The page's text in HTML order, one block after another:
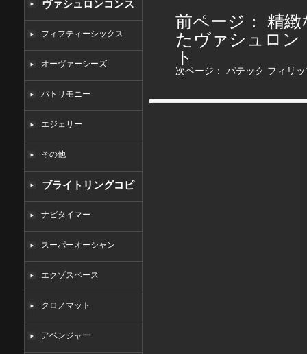
ヴァシュロンコンス
タンタンコピー
フィフティーシックス
オーヴァーシーズ
パトリモニー
エジェリー
その他
ブライトリングコピ
ー ナビタイマー
スーパーオーシャン
エクゾスペース
クロノマット
アベンジャー
前ページ： 精緻
たヴァシュロン
ト
次ページ： パテック フィリ